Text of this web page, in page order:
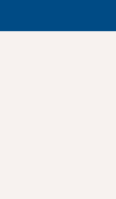
voor de
geeft een